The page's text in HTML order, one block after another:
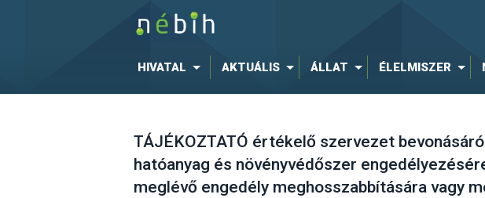
HIVATAL AKTUÁLIS ÁLLAT ÉLELMISZER
TÁJÉKOZTATÓ értékelő szervezet
hatóanyag és növényvédőszer
meglévő engedély meghosszabbítására vagy